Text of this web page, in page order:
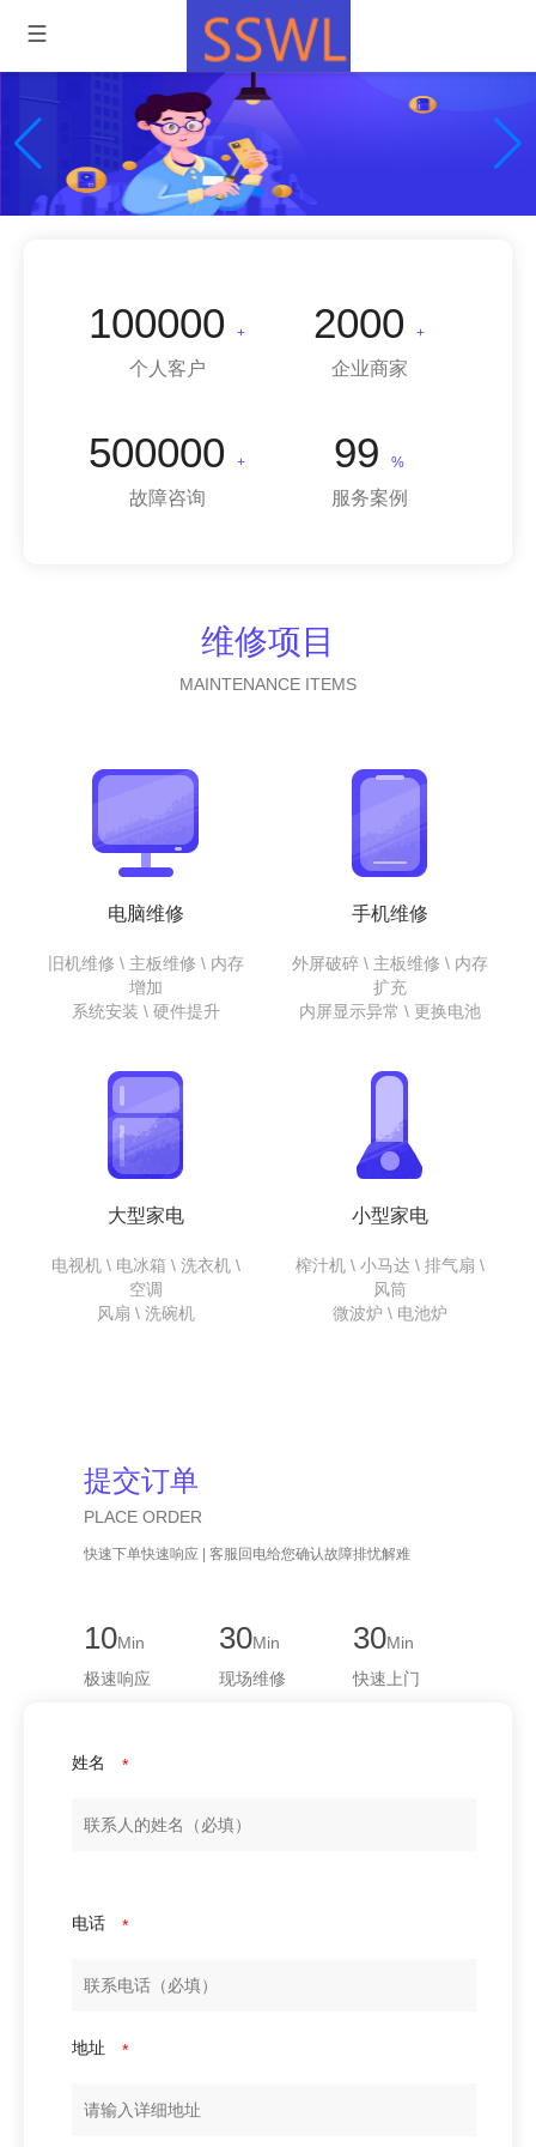
专业维修，我们值得信赖！
100000 +
个人客户
2000 +
企业商家
500000 +
故障咨询
99 %
服务案例
维修项目
MAINTENANCE ITEMS
电脑维修
旧机维修 \ 主板维修 \ 内存
增加
系统安装 \ 硬件提升
手机维修
外屏破碎 \ 主板维修 \ 内存
扩充
内屏显示异常 \ 更换电池
大型家电
电视机 \ 电冰箱 \ 洗衣机 \
空调
风扇 \ 洗碗机
小型家电
榨汁机 \ 小马达 \ 排气扇 \
风筒
微波炉 \ 电池炉
提交订单
PLACE ORDER
快速下单快速响应 | 客服回电给您确认故障排忧解难
10Min
极速响应
30Min
现场维修
30Min
快速上门
姓名 *
电话 *
地址 *